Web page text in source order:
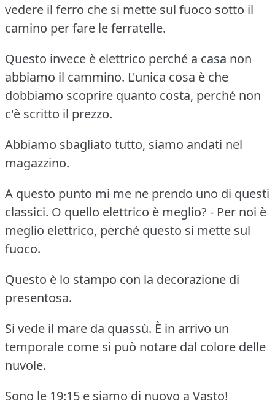
vedere il ferro che si mette sul fuoco sotto il
camino per fare le ferratelle.
Questo invece è elettrico perché a casa non
abbiamo il cammino. L'unica cosa è che
dobbiamo scoprire quanto costa, perché non
c'è scritto il prezzo.
Abbiamo sbagliato tutto, siamo andati nel
magazzino.
A questo punto mi me ne prendo uno di questi
classici. O quello elettrico è meglio? - Per noi è
meglio elettrico, perché questo si mette sul
fuoco.
Questo è lo stampo con la decorazione di
presentosa.
Si vede il mare da quassù. È in arrivo un
temporale come si può notare dal colore delle
nuvole.
Sono le 19:15 e siamo di nuovo a Vasto!